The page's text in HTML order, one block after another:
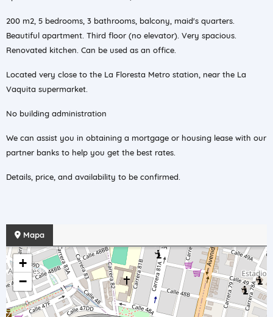
200 m2, 5 bedrooms, 3 bathrooms, balcony, maid's quarters.
Beautiful apartment. Third floor (no elevator). Very spacious.
Renovated kitchen. Can be used as an office.
Located very close to the La Floresta Metro station, near the La
Vaquita supermarket.
No building administration
We can assist you in obtaining a mortgage or housing lease with our
partner banks to help you get the best rates.
Details, price, and availability to be confirmed.
Mapa
+
−